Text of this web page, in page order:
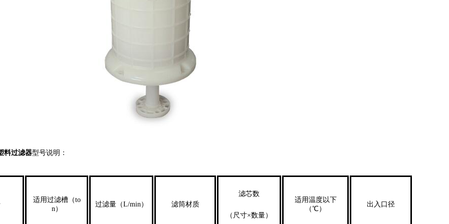
料过滤器型号说明：
适用过滤槽（to
n）
过滤量（L/min） 滤筒材质
滤芯数
（尺寸×数量）
适用温度以下
（℃）
出入口径